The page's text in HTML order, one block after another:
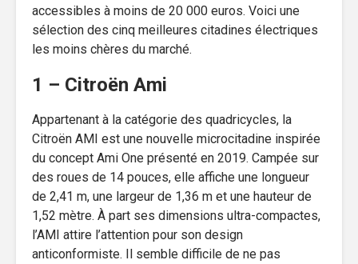
accessibles à moins de 20 000 euros. Voici une
sélection des cinq meilleures citadines électriques
les moins chères du marché.
1 – Citroën Ami
Appartenant à la catégorie des quadricycles, la
Citroën AMI est une nouvelle microcitadine inspirée
du concept Ami One présenté en 2019. Campée sur
des roues de 14 pouces, elle affiche une longueur
de 2,41 m, une largeur de 1,36 m et une hauteur de
1,52 mètre. À part ses dimensions ultra-compactes,
l’AMI attire l’attention pour son design
anticonformiste. Il semble difficile de ne pas